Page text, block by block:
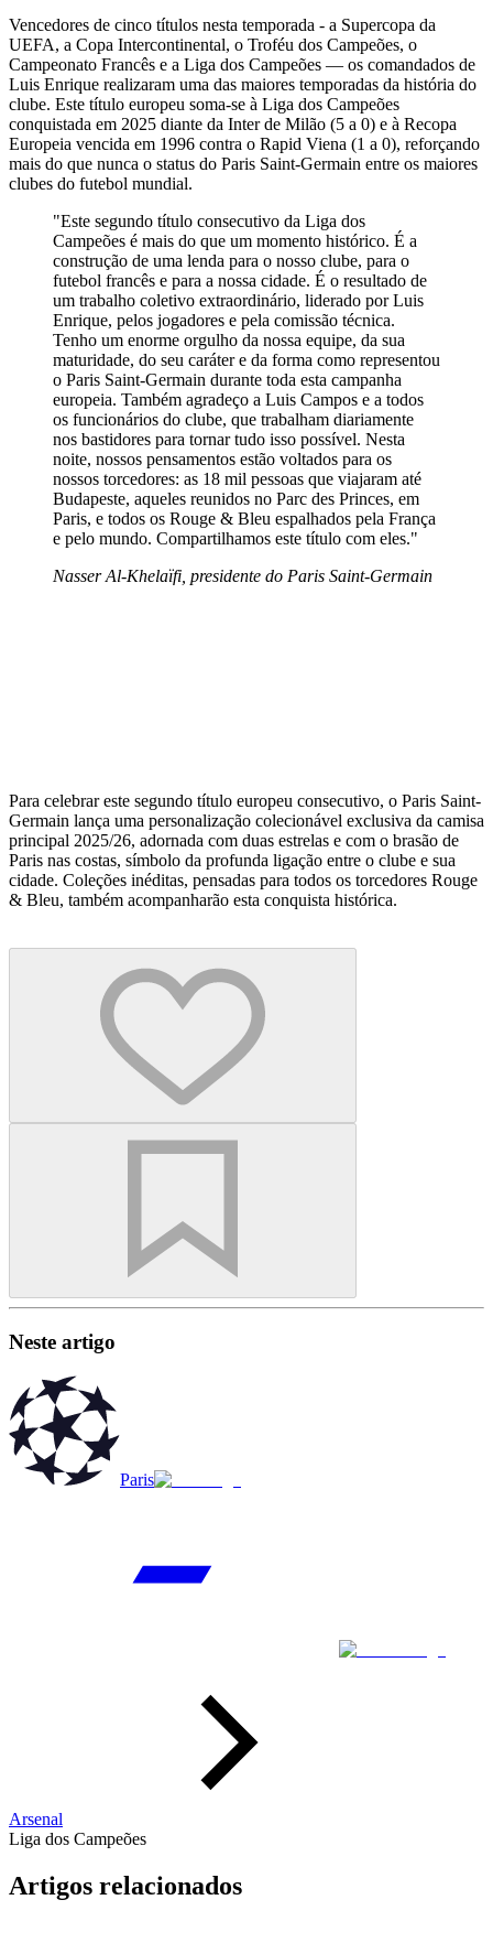
Vencedores de cinco títulos nesta temporada - a Supercopa da
UEFA, a Copa Intercontinental, o Troféu dos Campeões, o
Campeonato Francês e a Liga dos Campeões — os comandados de
Luis Enrique realizaram uma das maiores temporadas da história do
clube. Este título europeu soma-se à Liga dos Campeões
conquistada em 2025 diante da Inter de Milão (5 a 0) e à Recopa
Europeia vencida em 1996 contra o Rapid Viena (1 a 0), reforçando
mais do que nunca o status do Paris Saint-Germain entre os maiores
clubes do futebol mundial.
"Este segundo título consecutivo da Liga dos
Campeões é mais do que um momento histórico. É a
construção de uma lenda para o nosso clube, para o
futebol francês e para a nossa cidade. É o resultado de
um trabalho coletivo extraordinário, liderado por Luis
Enrique, pelos jogadores e pela comissão técnica.
Tenho um enorme orgulho da nossa equipe, da sua
maturidade, do seu caráter e da forma como representou
o Paris Saint-Germain durante toda esta campanha
europeia. Também agradeço a Luis Campos e a todos
os funcionários do clube, que trabalham diariamente
nos bastidores para tornar tudo isso possível. Nesta
noite, nossos pensamentos estão voltados para os
nossos torcedores: as 18 mil pessoas que viajaram até
Budapeste, aqueles reunidos no Parc des Princes, em
Paris, e todos os Rouge & Bleu espalhados pela França
e pelo mundo. Compartilhamos este título com eles."
Nasser Al-Khelaïfi, presidente do Paris Saint-Germain
Para celebrar este segundo título europeu consecutivo, o Paris Saint-
Germain lança uma personalização colecionável exclusiva da camisa
principal 2025/26, adornada com duas estrelas e com o brasão de
Paris nas costas, símbolo da profunda ligação entre o clube e sua
cidade. Coleções inéditas, pensadas para todos os torcedores Rouge
& Bleu, também acompanharão esta conquista histórica.
Neste artigo
Paris
Arsenal
Liga dos Campeões
Artigos relacionados